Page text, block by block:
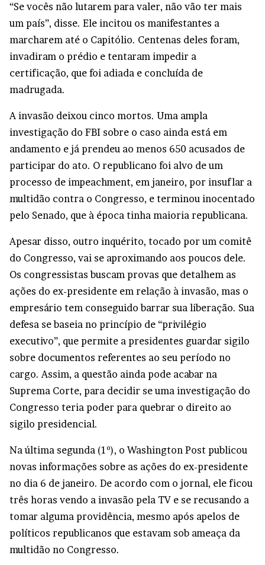
“Se vocês não lutarem para valer, não vão ter mais
um país”, disse. Ele incitou os manifestantes a
marcharem até o Capitólio. Centenas deles foram,
invadiram o prédio e tentaram impedir a
certificação, que foi adiada e concluída de
madrugada.
A invasão deixou cinco mortos. Uma ampla
investigação do FBI sobre o caso ainda está em
andamento e já prendeu ao menos 650 acusados de
participar do ato. O republicano foi alvo de um
processo de impeachment, em janeiro, por insuflar a
multidão contra o Congresso, e terminou inocentado
pelo Senado, que à época tinha maioria republicana.
Apesar disso, outro inquérito, tocado por um comitê
do Congresso, vai se aproximando aos poucos dele.
Os congressistas buscam provas que detalhem as
ações do ex-presidente em relação à invasão, mas o
empresário tem conseguido barrar sua liberação. Sua
defesa se baseia no princípio de “privilégio
executivo”, que permite a presidentes guardar sigilo
sobre documentos referentes ao seu período no
cargo. Assim, a questão ainda pode acabar na
Suprema Corte, para decidir se uma investigação do
Congresso teria poder para quebrar o direito ao
sigilo presidencial.
Na última segunda (1º), o Washington Post publicou
novas informações sobre as ações do ex-presidente
no dia 6 de janeiro. De acordo com o jornal, ele ficou
três horas vendo a invasão pela TV e se recusando a
tomar alguma providência, mesmo após apelos de
políticos republicanos que estavam sob ameaça da
multidão no Congresso.